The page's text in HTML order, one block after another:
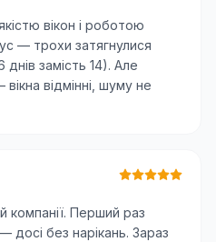
вікон і роботою
— трохи затягнулися
днів замість 14). Але
відмінні, шуму не
компанії. Перший раз
досі без нарікань. Зараз